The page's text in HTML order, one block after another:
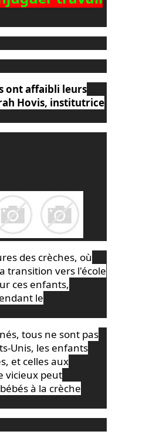
ont affaibli leurs
Hovis, institutrice
des crèches, où
transition vers l'école
ces enfants,
le
tous ne sont pas
Unis, les enfants
et celles aux
vicieux peut
à la crèche